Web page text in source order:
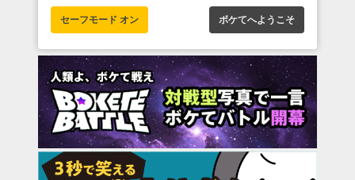
セーフモード オン ボケてへようこそ